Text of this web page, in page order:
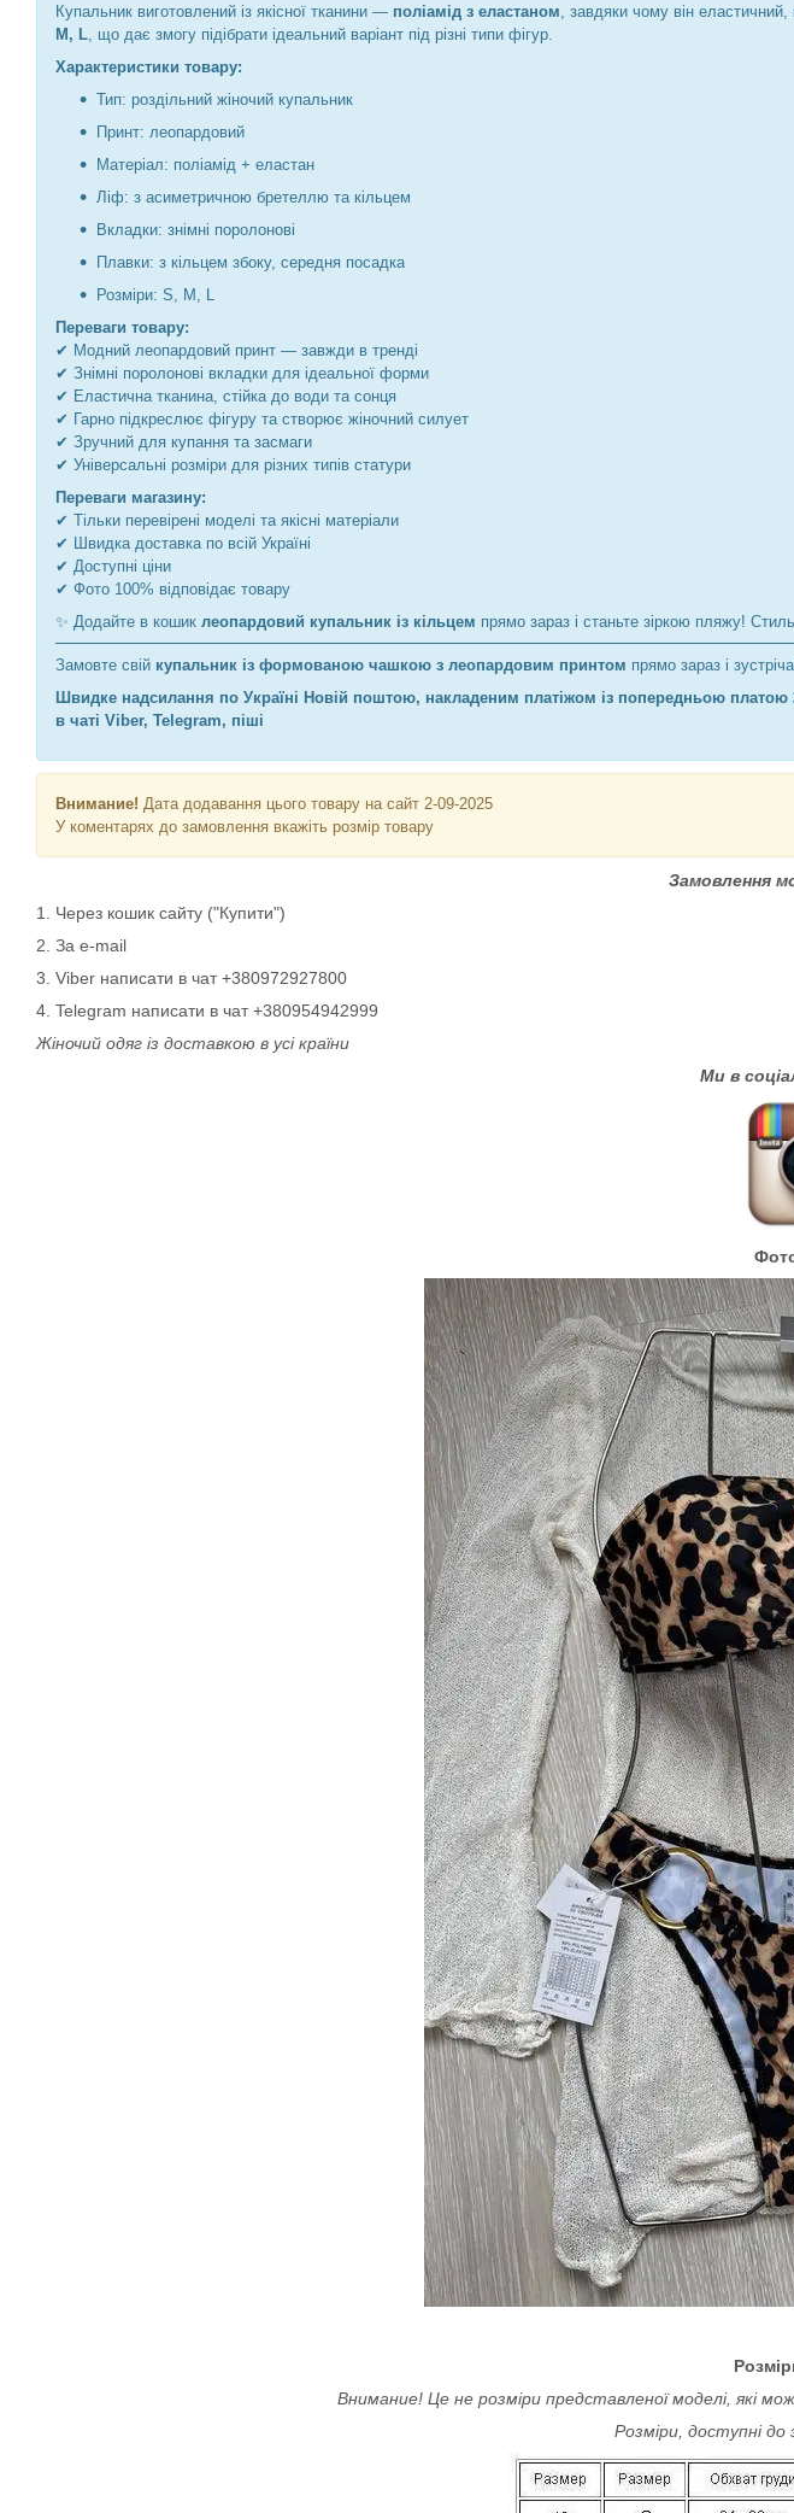
Купальник виготовлений із якісної тканини — поліамід з еластаном , завдяки чому він
M, L , що дає змогу підібрати ідеальний варіант під різні типи фігур.
Характеристики товару:
Тип: роздільний жіночий купальник
Принт: леопардовий
Матеріал: поліамід + еластан
Ліф: з асиметричною бретеллю та кільцем
Вкладки: знімні поролонові
Плавки: з кільцем збоку, середня посадка
Розміри: S, M, L
Переваги товару:
✔ Модний леопардовий принт — завжди в тренді
✔ Знімні поролонові вкладки для ідеальної форми
✔ Еластична тканина, стійка до води та сонця
✔ Гарно підкреслює фігуру та створює жіночний силует
✔ Зручний для купання та засмаги
✔ Універсальні розміри для різних типів статури
Переваги магазину:
✔ Тільки перевірені моделі та якісні матеріали
✔ Швидка доставка по всій Україні
✔ Доступні ціни
✔ Фото 100% відповідає товару
✨ Додайте в кошик леопардовий купальник із кільцем прямо зараз і станьте зіркою пляжу!
Замовте свій купальник із формованою чашкою з леопардовим принтом прямо зараз і
Швидке надсилання по Україні Новій поштою, накладеним платіжом із попередньою
в чаті Viber, Telegram, піші
Внимание! Дата додавання цього товару на сайт 2-09-2025
У коментарях до замовлення вкажіть розмір товару
Замовлення
1. Через кошик сайту ("Купити")
2. За e-mail
3. Viber написати в чат +380972927800
4. Telegram написати в чат +380954942999
Жіночий одяг із доставкою в усі країни
Ми в
Внимание! Це не розміри представленої моделі, які
Розміри, доступні до